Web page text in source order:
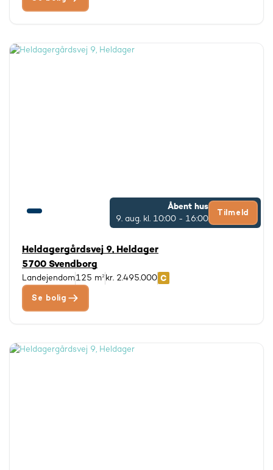
Åbent hus
9. aug. kl. 10:00 - 16:00
Tilmeld
Heldagergårdsvej 9, Heldager
5700 Svendborg
Landejendom125 m² kr. 2.495.000
Se bolig